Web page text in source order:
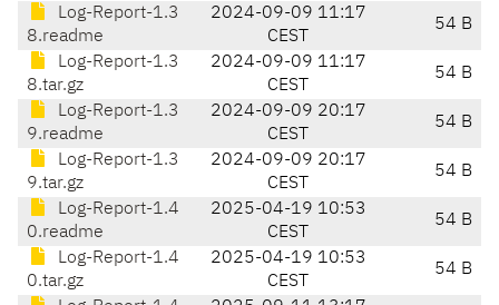
Log-Report-1.3
8.readme
2024-09-09 11:17
CEST
54 B
Log-Report-1.3
8.tar.gz
2024-09-09 11:17
CEST
54 B
Log-Report-1.3
9.readme
2024-09-09 20:17
CEST
54 B
Log-Report-1.3
9.tar.gz
2024-09-09 20:17
CEST
54 B
Log-Report-1.4
0.readme
2025-04-19 10:53
CEST
54 B
Log-Report-1.4
0.tar.gz
2025-04-19 10:53
CEST
54 B